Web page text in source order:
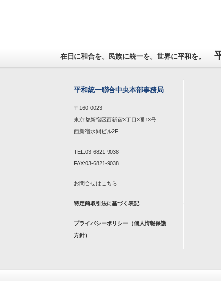
在日に和合を。民族に統一を。世界に平和を。
平和統一聯合中央本部事務局
〒160-0023
東京都新宿区西新宿3丁目3番13号
西新宿水間ビル2F
TEL:03-6821-9038
FAX:03-6821-9038
お問合せは こちら
特定商取引法に基づく表記
プライバシーポリシー（個人情報保護
方針）